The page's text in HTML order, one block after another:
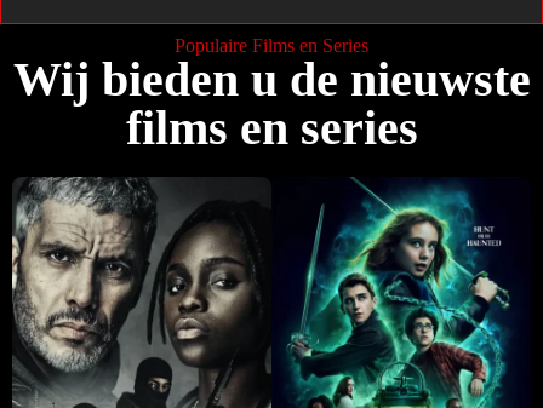
Populaire Films en Series
Wij bieden u de nieuwste
films en series